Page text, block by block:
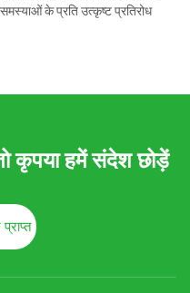
के प्रति उत्कृष्ट प्रतिरोध
कृपया हमें संदेश छोड़ें